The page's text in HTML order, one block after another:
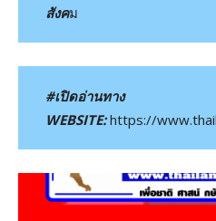
สังคม
#เปิดอ่านทาง
WEBSITE:https://